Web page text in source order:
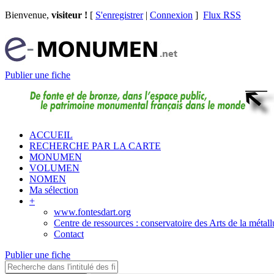
Bienvenue, visiteur ! [ S'enregistrer| Connexion ] Flux RSS
Publier une fiche
ACCUEIL
RECHERCHE PAR LA CARTE
MONUMEN
VOLUMEN
NOMEN
Ma sélection
+
www.fontesdart.org
Centre de ressources : conservatoire des Arts de la
Contact
Publier une fiche